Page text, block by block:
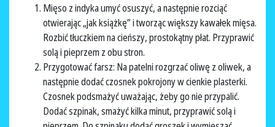
Mięso z indyka umyć osuszyć, a następnie rozciąć
otwierając „jak książkę” i tworząc większy kawałek mięsa.
Rozbić tłuczkiem na cieńszy, prostokątny płat. Przyprawić
solą i pieprzem z obu stron.
Przygotować farsz: Na patelni rozgrzać oliwę z oliwek, a
następnie dodać czosnek pokrojony w cienkie plasterki.
Czosnek podsmażyć uważając, żeby go nie przypalić.
Dodać szpinak, smażyć kilka minut, przyprawić solą i